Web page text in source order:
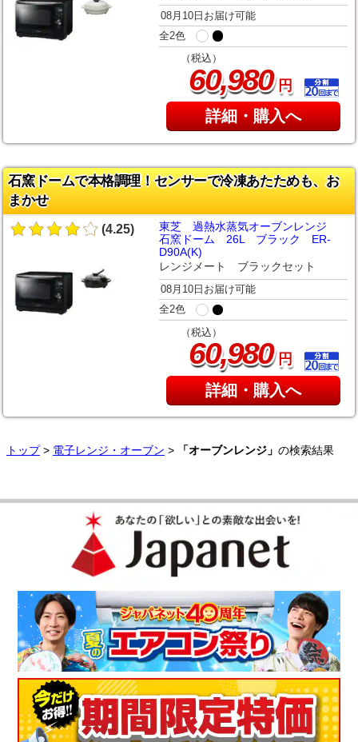
08月10日お届け可能
全2色
（税込）
60,980円
詳細・購入へ
石窯ドームで本格調理！センサーで冷凍あたためも、お
まかせ
(4.25)
東芝 過熱水蒸気オーブンレンジ
石窯ドーム 26L ブラック ER-
D90A(K)
レンジメート ブラックセット
08月10日お届け可能
全2色
（税込）
60,980円
詳細・購入へ
トップ> 電子レンジ・オーブン > 「オーブンレンジ」 の検索結果